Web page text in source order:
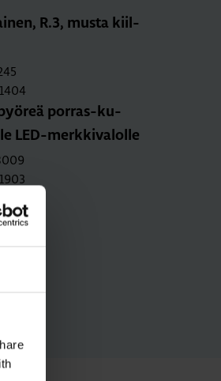
R.3, musta kiil­
por­ras-ku­
LED-merk­ki­va­lol­le